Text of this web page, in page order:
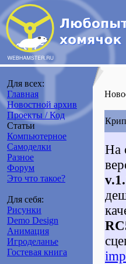
Для всех:
Главная
Новостной архив
Проекты / Код
Статьи
Компьютерное
Самоделки
Разное
Форум
Это что такое?
Для себя:
Рисунки
Demo Design
Анимация
Игроделанье
Гостевая книга
На